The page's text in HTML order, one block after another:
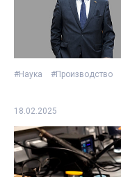
#Наука #Производство
18.02.2025